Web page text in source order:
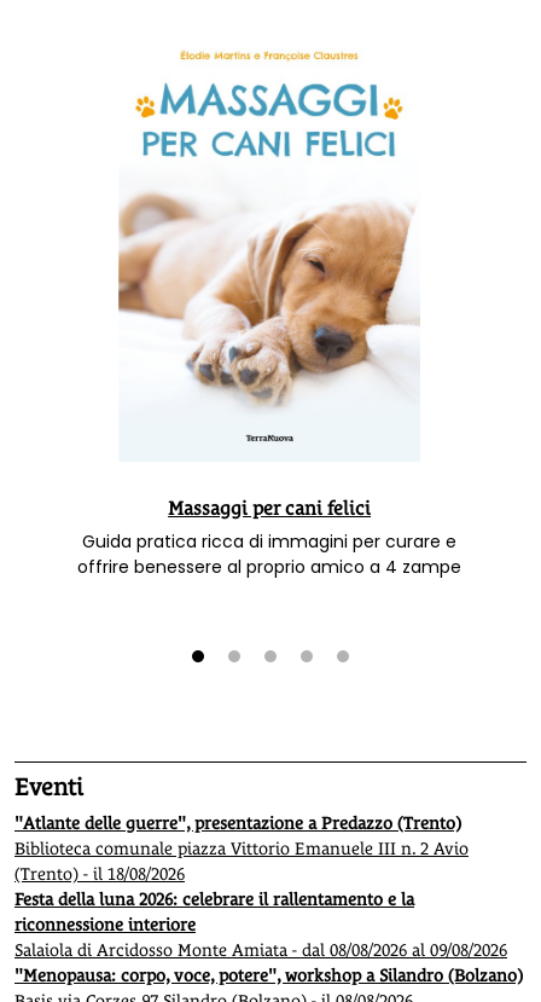
Massaggi per cani felici
Guida pratica ricca di immagini per curare e
offrire benessere al proprio amico a 4 zampe
Eventi
"Atlante delle guerre", presentazione a Predazzo (Trento)
Biblioteca comunale piazza Vittorio Emanuele III n. 2 Avio
(Trento) - il 18/08/2026
Festa della luna 2026: celebrare il rallentamento e la
riconnessione interiore
Salaiola di Arcidosso Monte Amiata - dal 08/08/2026 al 09/08/2026
"Menopausa: corpo, voce, potere", workshop a Silandro (Bolzano)